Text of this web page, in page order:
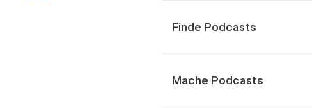
Finde Podcasts
Mache Podcasts